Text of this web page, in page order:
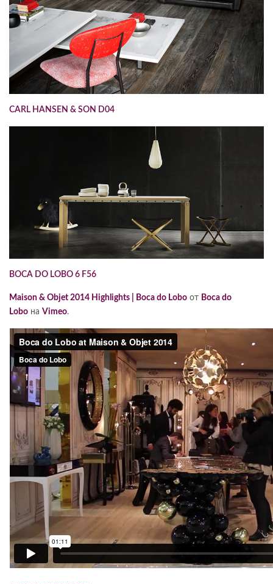
CARL HANSEN & SON D04
BOCA DO LOBO 6 F56
Maison & Objet 2014 Highlights | Boca do Lobo от Boca do
Lobo на Vimeo.